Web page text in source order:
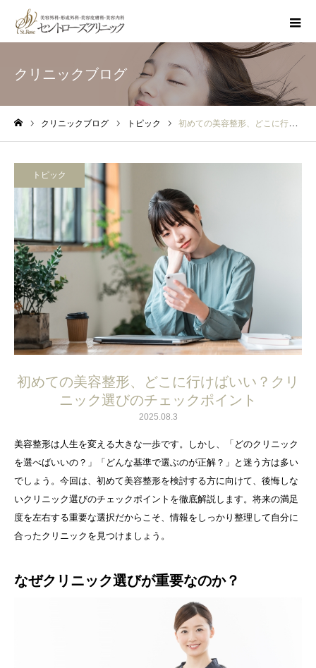
クリニックブログ
クリニックブログ トピック 初めての美容整形、どこに行けばいい？クリニック選びのチェックポイント
トピック
初めての美容整形、どこに行けばいい？クリ
ニック選びのチェックポイント
2025.08.3
美容整形は人生を変える大きな一歩です。しかし、「どのクリニック
を選べばいいの？」「どんな基準で選ぶのが正解？」と迷う方は多い
でしょう。今回は、初めて美容整形を検討する方に向けて、後悔しな
いクリニック選びのチェックポイントを徹底解説します。将来の満足
度を左右する重要な選択だからこそ、情報をしっかり整理して自分に
合ったクリニックを見つけましょう。
なぜクリニック選びが重要なのか？